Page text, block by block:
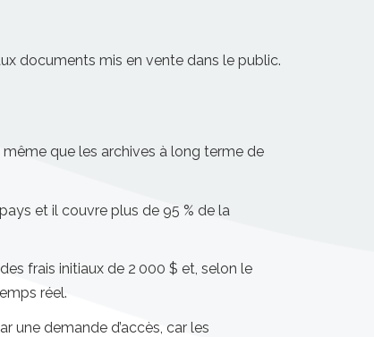
documents mis en vente dans le public.
que les archives à long terme de
et il couvre plus de 95 % de la
frais initiaux de 2 000 $ et, selon le
réel.
une demande d’accès, car les